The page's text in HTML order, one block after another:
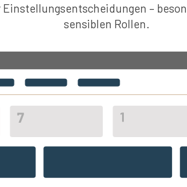
–
sensiblen Rollen.